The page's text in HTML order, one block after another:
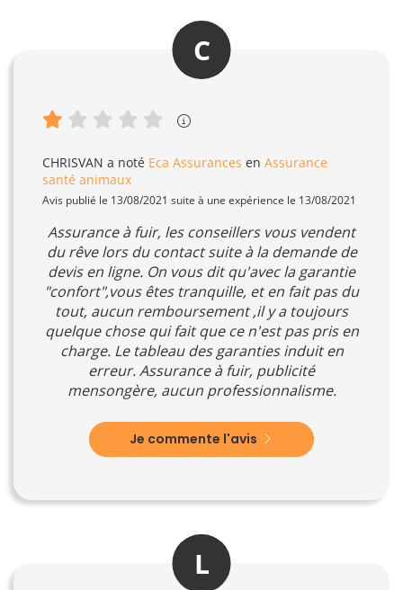
C
CHRISVAN a noté Eca Assurances en Assurance
santé animaux
Avis publié le 13/08/2021 suite à une expérience le 13/08/2021
Assurance à fuir, les conseillers vous vendent
du rêve lors du contact suite à la demande de
devis en ligne. On vous dit qu'avec la garantie
"confort",vous êtes tranquille, et en fait pas du
tout, aucun remboursement ,il y a toujours
quelque chose qui fait que ce n'est pas pris en
charge. Le tableau des garanties induit en
erreur. Assurance à fuir, publicité
mensongère, aucun professionnalisme.
Je commente l'avis
L